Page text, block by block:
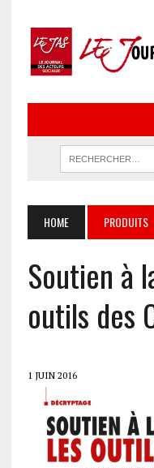
HOME PRODUITS
Soutien à
outils des
1 JUIN 2016